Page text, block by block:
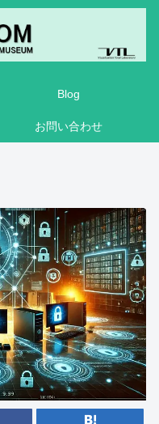
Blog
お問い合わせ